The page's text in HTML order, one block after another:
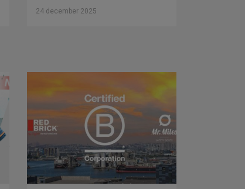
24 december 2025